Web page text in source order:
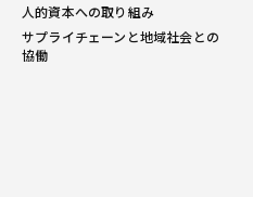
人的資本への取り組み
サプライチェーンと地域社会との
協働